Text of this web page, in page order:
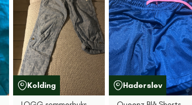
Kolding
Haderslev